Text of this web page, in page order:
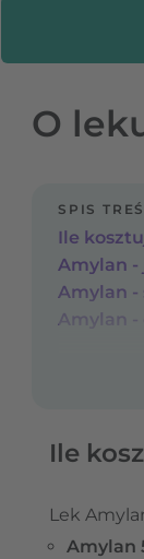
O
SPIS
Ile
Amylan -
Amylan -
Amylan
Ile
Lek
Amylan